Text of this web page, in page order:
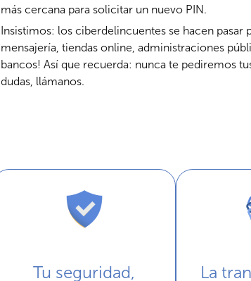
más cercana para solicitar un nuevo PIN.
Insistimos: los ciberdelincuentes se hacen pasar
mensajería, tiendas online, administraciones
bancos! Así que recuerda: nunca te pediremos
dudas, llámanos.
Tu seguridad, La